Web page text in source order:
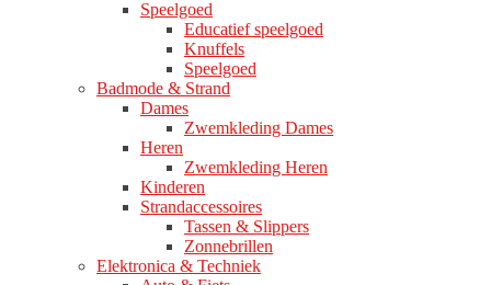
Speelgoed
Educatief speelgoed
Knuffels
Speelgoed
Badmode & Strand
Dames
Zwemkleding Dames
Heren
Zwemkleding Heren
Kinderen
Strandaccessoires
Tassen & Slippers
Zonnebrillen
Elektronica & Techniek